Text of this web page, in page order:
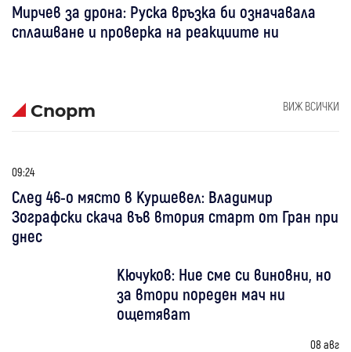
Мирчев за дрона: Руска връзка би означавала
сплашване и проверка на реакциите ни
Спорт ВИЖ ВСИЧКИ
09:24
След 46-о място в Куршевел: Владимир
Зографски скача във втория старт от Гран при
днес
Кючуков: Ние сме си виновни, но
за втори пореден мач ни
ощетяват
08 авг